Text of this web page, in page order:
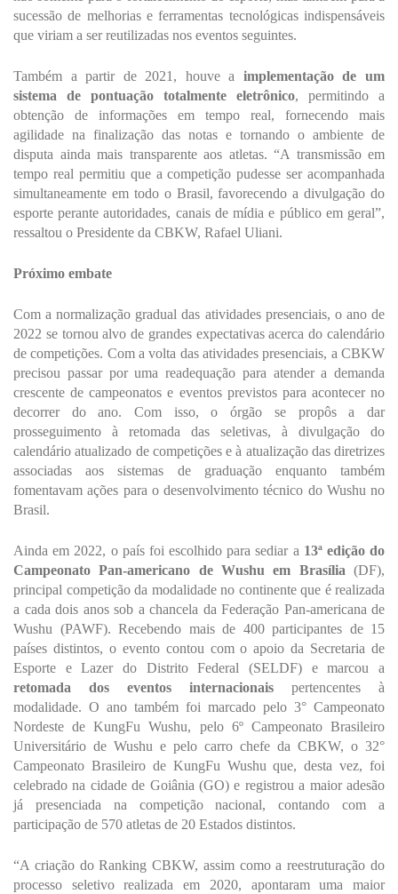
sucessão de melhorias e ferramentas tecnológicas indispensáveis
que viriam a ser reutilizadas nos eventos seguintes.
Também a partir de 2021, houve a implementação de um
sistema de pontuação totalmente eletrônico, permitindo a
obtenção de informações em tempo real, fornecendo mais
agilidade na finalização das notas e tornando o ambiente de
disputa ainda mais transparente aos atletas. “A transmissão em
tempo real permitiu que a competição pudesse ser acompanhada
simultaneamente em todo o Brasil, favorecendo a divulgação do
esporte perante autoridades, canais de mídia e público em geral”,
ressaltou o Presidente da CBKW, Rafael Uliani.
Próximo embate
Com a normalização gradual das atividades presenciais, o ano de
2022 se tornou alvo de grandes expectativas acerca do calendário
de competições. Com a volta das atividades presenciais, a CBKW
precisou passar por uma readequação para atender a demanda
crescente de campeonatos e eventos previstos para acontecer no
decorrer do ano. Com isso, o órgão se propôs a dar
prosseguimento à retomada das seletivas, à divulgação do
calendário atualizado de competições e à atualização das diretrizes
associadas aos sistemas de graduação enquanto também
fomentavam ações para o desenvolvimento técnico do Wushu no
Brasil.
Ainda em 2022, o país foi escolhido para sediar a 13ª edição do
Campeonato Pan-americano de Wushu em Brasília (DF),
principal competição da modalidade no continente que é realizada
a cada dois anos sob a chancela da Federação Pan-americana de
Wushu (PAWF). Recebendo mais de 400 participantes de 15
países distintos, o evento contou com o apoio da Secretaria de
Esporte e Lazer do Distrito Federal (SELDF) e marcou a
retomada dos eventos internacionais pertencentes à
modalidade. O ano também foi marcado pelo 3° Campeonato
Nordeste de KungFu Wushu, pelo 6º Campeonato Brasileiro
Universitário de Wushu e pelo carro chefe da CBKW, o 32°
Campeonato Brasileiro de KungFu Wushu que, desta vez, foi
celebrado na cidade de Goiânia (GO) e registrou a maior adesão
já presenciada na competição nacional, contando com a
participação de 570 atletas de 20 Estados distintos.
“A criação do Ranking CBKW, assim como a reestruturação do
processo seletivo realizada em 2020, apontaram uma maior